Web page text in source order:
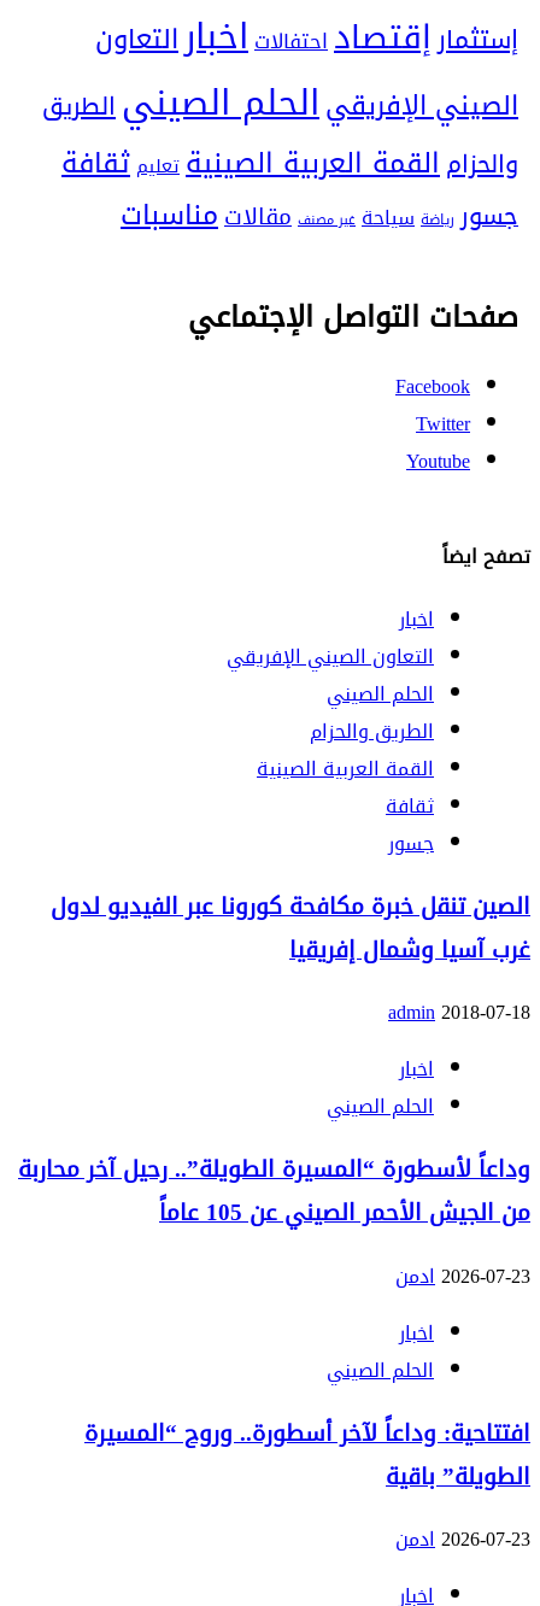
إستثمارإقتصاداحتفالاتاخبارالتعاون
الصيني الإفريقيالحلم الصينيالطريق
والحزامالقمة العربية الصينيةتعليم ثقافة
جسور رياضة سياحة غير مصنف مقالاتمناسبات
صفحات التواصل الإجتماعي
Facebook
Twitter
Youtube
تصفح ايضاً
اخبار
التعاون الصيني الإفريقي
الحلم الصيني
الطريق والحزام
القمة العربية الصينية
ثقافة
جسور
الصين تنقل خبرة مكافحة كورونا عبر الفيديو لدول
غرب آسيا وشمال إفريقيا
2018-07-18
admin
اخبار
الحلم الصيني
وداعاً لأسطورة “المسيرة الطويلة”.. رحيل آخر محاربة
من الجيش الأحمر الصيني عن 105 عاماً
2026-07-23ادمن
اخبار
الحلم الصيني
افتتاحية: وداعاً لآخر أسطورة.. وروح “المسيرة
الطويلة” باقية
2026-07-23ادمن
اخبار